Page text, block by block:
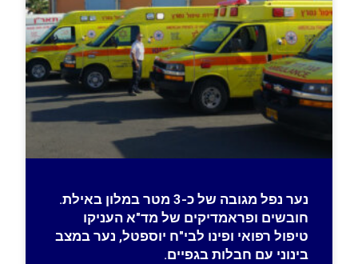
נער נפל מגובה של כ-3 מטר במלון באילת.
חובשים ופראמדיקים של מד"א העניקו
טיפול רפואי ופינו לבי"ח יוספטל, נער במצב
בינוני עם חבלות בגפיים.